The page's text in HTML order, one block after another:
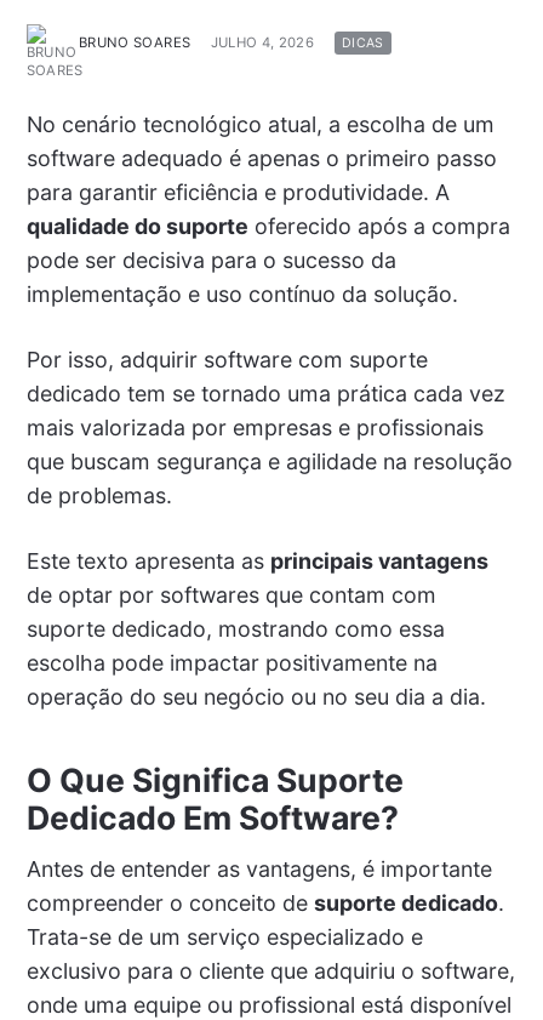
BRUNO SOARES JULHO 4, 2026 DICAS
No cenário tecnológico atual, a escolha de um
software adequado é apenas o primeiro passo
para garantir eficiência e produtividade. A
qualidade do suporte oferecido após a compra
pode ser decisiva para o sucesso da
implementação e uso contínuo da solução.
Por isso, adquirir software com suporte
dedicado tem se tornado uma prática cada vez
mais valorizada por empresas e profissionais
que buscam segurança e agilidade na resolução
de problemas.
Este texto apresenta as principais vantagens
de optar por softwares que contam com
suporte dedicado, mostrando como essa
escolha pode impactar positivamente na
operação do seu negócio ou no seu dia a dia.
O Que Significa Suporte
Dedicado Em Software?
Antes de entender as vantagens, é importante
compreender o conceito de suporte dedicado.
Trata-se de um serviço especializado e
exclusivo para o cliente que adquiriu o software,
onde uma equipe ou profissional está disponível